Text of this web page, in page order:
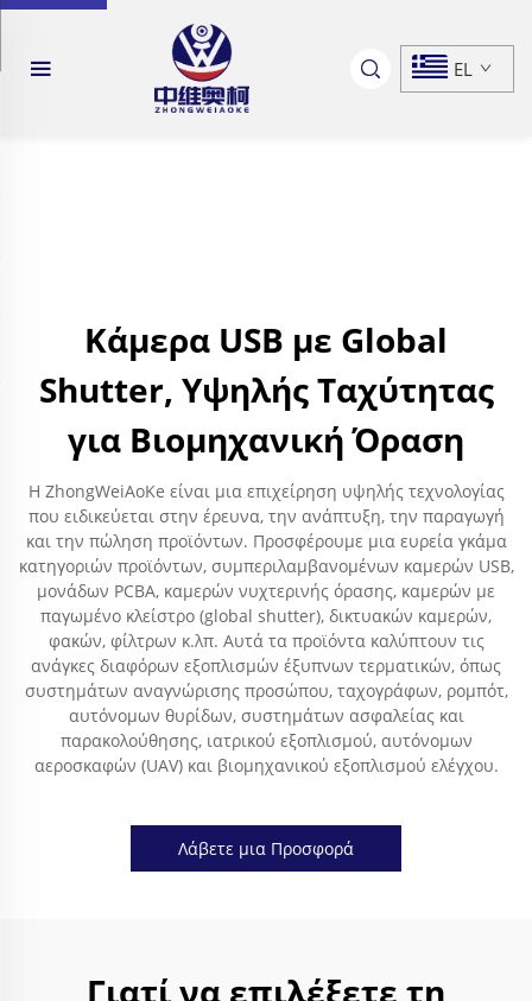
EL
Κάμερα USB με Global
Shutter, Υψηλής Ταχύτητας
για Βιομηχανική Όραση
Η ZhongWeiAoKe είναι μια επιχείρηση υψηλής τεχνολογίας
που ειδικεύεται στην έρευνα, την ανάπτυξη, την παραγωγή
και την πώληση προϊόντων. Προσφέρουμε μια ευρεία γκάμα
κατηγοριών προϊόντων, συμπεριλαμβανομένων καμερών USB,
μονάδων PCBA, καμερών νυχτερινής όρασης, καμερών με
παγωμένο κλείστρο (global shutter), δικτυακών καμερών,
φακών, φίλτρων κ.λπ. Αυτά τα προϊόντα καλύπτουν τις
ανάγκες διαφόρων εξοπλισμών έξυπνων τερματικών, όπως
συστημάτων αναγνώρισης προσώπου, ταχογράφων, ρομπότ,
αυτόνομων θυρίδων, συστημάτων ασφαλείας και
παρακολούθησης, ιατρικού εξοπλισμού, αυτόνομων
αεροσκαφών (UAV) και βιομηχανικού εξοπλισμού ελέγχου.
Λάβετε μια Προσφορά
Γιατί να επιλέξετε τη